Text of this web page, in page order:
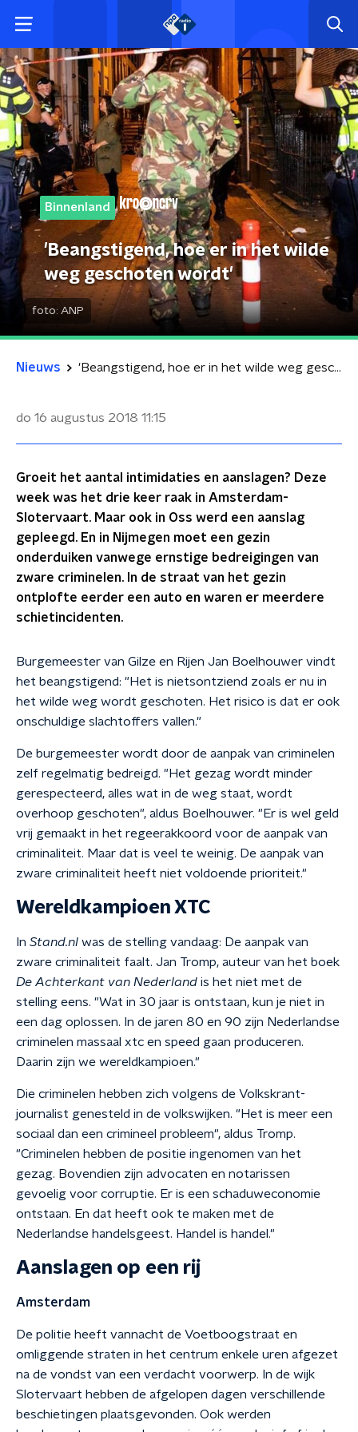
Binnenland
'Beangstigend, hoe er in het wilde
weg geschoten wordt'
foto: ANP
Nieuws 'Beangstigend, hoe er in het wilde weg geschoten wordt'
do 16 augustus 2018 11:15
Groeit het aantal intimidaties en aanslagen? Deze
week was het drie keer raak in Amsterdam-
Slotervaart. Maar ook in Oss werd een aanslag
gepleegd. En in Nijmegen moet een gezin
onderduiken vanwege ernstige bedreigingen van
zware criminelen. In de straat van het gezin
ontplofte eerder een auto en waren er meerdere
schietincidenten.
Burgemeester van Gilze en Rijen Jan Boelhouwer vindt
het beangstigend: "Het is nietsontziend zoals er nu in
het wilde weg wordt geschoten. Het risico is dat er ook
onschuldige slachtoffers vallen."
De burgemeester wordt door de aanpak van criminelen
zelf regelmatig bedreigd. "Het gezag wordt minder
gerespecteerd, alles wat in de weg staat, wordt
overhoop geschoten", aldus Boelhouwer. "Er is wel geld
vrij gemaakt in het regeerakkoord voor de aanpak van
criminaliteit. Maar dat is veel te weinig. De aanpak van
zware criminaliteit heeft niet voldoende prioriteit."
Wereldkampioen XTC
In Stand.nl was de stelling vandaag: De aanpak van
zware criminaliteit faalt. Jan Tromp, auteur van het boek
De Achterkant van Nederland is het niet met de
stelling eens. "Wat in 30 jaar is ontstaan, kun je niet in
een dag oplossen. In de jaren 80 en 90 zijn Nederlandse
criminelen massaal xtc en speed gaan produceren.
Daarin zijn we wereldkampioen."
Die criminelen hebben zich volgens de Volkskrant-
journalist genesteld in de volkswijken. "Het is meer een
sociaal dan een crimineel probleem", aldus Tromp.
"Criminelen hebben de positie ingenomen van het
gezag. Bovendien zijn advocaten en notarissen
gevoelig voor corruptie. Er is een schaduweconomie
ontstaan. En dat heeft ook te maken met de
Nederlandse handelsgeest. Handel is handel."
Aanslagen op een rij
Amsterdam
De politie heeft vannacht de Voetboogstraat en
omliggende straten in het centrum enkele uren afgezet
na de vondst van een verdacht voorwerp. In de wijk
Slotervaart hebben de afgelopen dagen verschillende
beschietingen plaatsgevonden. Ook werden